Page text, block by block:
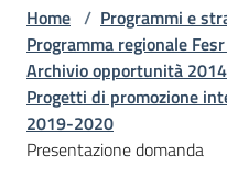
regionale -
Fesr
Novità
Home / Programmi e
Programma regionale
Archivio opportunità
Progetti di promozione
2019-2020
Presentazione domanda